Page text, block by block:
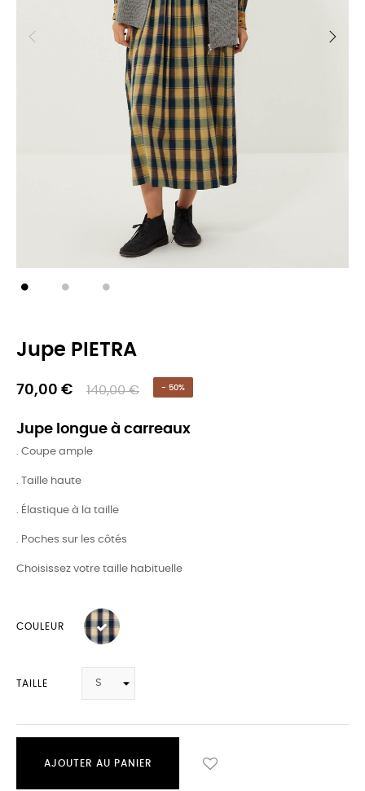
Jupe PIETRA
70,00 € 140,00 € - 50%
Jupe longue à carreaux
. Coupe ample
. Taille haute
. Élastique à la taille
. Poches sur les côtés
Choisissez votre taille habituelle
COULEUR
TAILLE
AJOUTER AU PANIER